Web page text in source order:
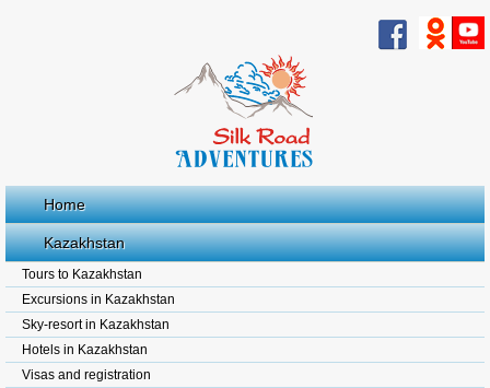
Home
Kazakhstan
Tours to Kazakhstan
Excursions in Kazakhstan
Sky-resort in Kazakhstan
Hotels in Kazakhstan
Visas and registration